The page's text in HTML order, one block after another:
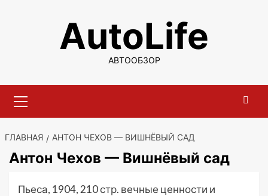
содержимомуAutoLife
АВТООБЗОР
меню
ГЛАВНАЯ АНТОН ЧЕХОВ — ВИШНЁВЫЙ САД
Антон Чехов — Вишнёвый сад
Пьеса, 1904, 210 стр. вечные ценности и